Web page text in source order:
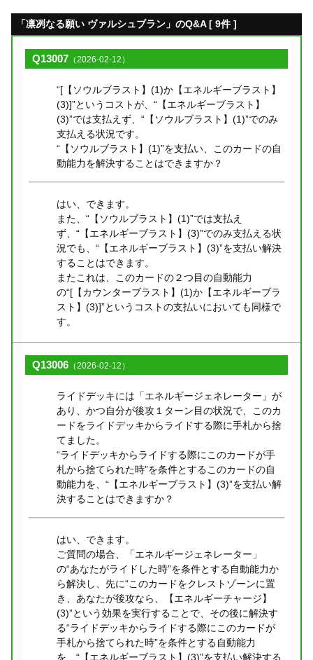
「凛冽なる願い ヴァルシュブラン」のQ&A [ 9件 ]
Q13007 （2026-02-12）
“[【ソウルブラスト】(1)か【エネルギーブラスト】
(3)]”というコストが、“【エネルギーブラスト】
(3)”では支払えず、“【ソウルブラスト】(1)”でのみ
支払える状況です。
“【ソウルブラスト】(1)”を支払い、このカードの自
動能力を解決することはできますか？
はい、できます。
また、“【ソウルブラスト】(1)”では支払え
ず、“【エネルギーブラスト】(3)”でのみ支払える状
況でも、“【エネルギーブラスト】(3)”を支払い解決
することはできます。
またこれは、このカードの２つ目の自動能力
の“[【カウンターブラスト】(1)か【エネルギーブラ
スト】(3)]”というコストの支払いにおいても同様で
す。
Q13006 （2026-02-12）
ライドデッキには「エネルギージェネレーター」が
あり、かつ自分が後攻１ターン目の状況で、このカ
ードをライドデッキからライドする際に手札から捨
てました。
“ライドデッキからライドする際にこのカードが手
札から捨てられた時”を条件とするこのカードの自
動能力を、“【エネルギーブラスト】(3)”を支払い解
決することはできますか？
はい、できます。
ご質問の場合、「エネルギージェネレーター」
の“あなたがライドした時”を条件とする自動能力か
ら解決し、先に“このカードをクレストゾーンに置
き、あなたが後攻なら、【エネルギーチャージ】
(3)”という効果を実行することで、その後に解決す
る“ライドデッキからライドする際にこのカードが
手札から捨てられた時”を条件とする自動能力
を、“【エネルギーブラスト】(3)”を支払い解決する